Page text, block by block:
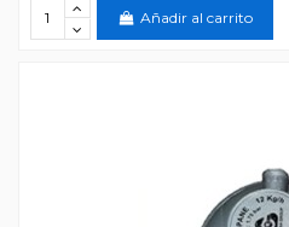
Añadir al carrito